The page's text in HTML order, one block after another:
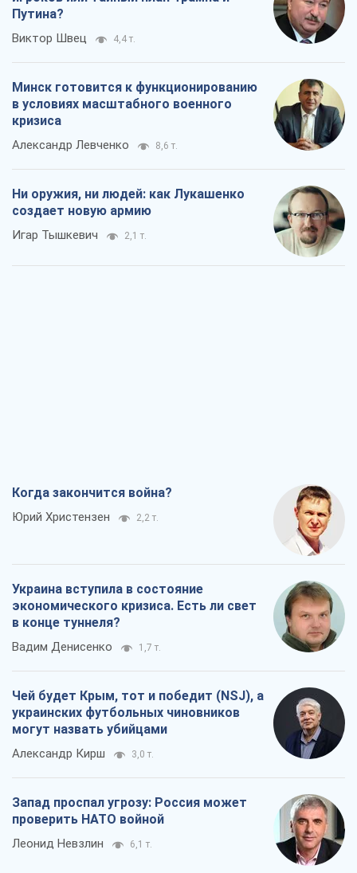
Путина?
Виктор Швец 4,4 т.
Минск готовится к функционированию
в условиях масштабного военного
кризиса
Александр Левченко 8,6 т.
Ни оружия, ни людей: как Лукашенко
создает новую армию
Игар Тышкевич 2,1 т.
Когда закончится война?
Юрий Христензен 2,2 т.
Украина вступила в состояние
экономического кризиса. Есть ли свет
в конце туннеля?
Вадим Денисенко 1,7 т.
Чей будет Крым, тот и победит (NSJ), а
украинских футбольных чиновников
могут назвать убийцами
Александр Кирш 3,0 т.
Запад проспал угрозу: Россия может
проверить НАТО войной
Леонид Невзлин 6,1 т.